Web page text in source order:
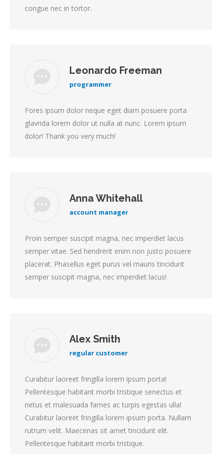
congue nec in tortor.
Leonardo Freeman
programmer
Fores ipsum dolor neque eget diam posuere porta
glavrida lorem dolor ut nulla at nunc. Lorem ipsum
dolor! Thank you very much!
Anna Whitehall
account manager
Proin semper suscipit magna, nec imperdiet lacus
semper vitae. Sed hendrerit enim non justo posuere
placerat. Phasellus eget purus vel mauris tincidunt
semper suscipit magna, nec imperdiet lacus!
Alex Smith
regular customer
Curabitur laoreet fringilla lorem ipsum porta!
Pellentesque habitant morbi tristique senectus et
netus et malesuada fames ac turpis egestas ulla!
Curabitur laoreet fringilla lorem ipsum porta. Nullam
rutrum velit. Maecenas sit amet tincidunt elit.
Pellentesque habitant morbi tristique.